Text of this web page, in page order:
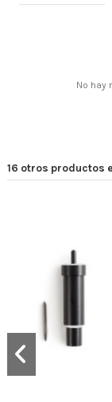
No hay
16 otros productos